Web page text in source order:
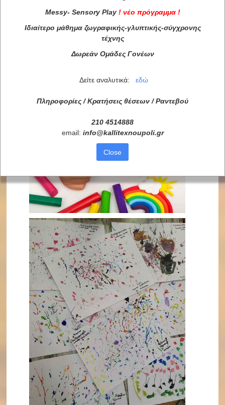
Messy- Sensory Play ! νέο πρόγραμμα !
Ιδιαίτερο μάθημα ζωγραφικής-γλυπτικής-σύγχρονης
τέχνης
Δωρεάν Ομάδες Γονέων
Δείτε αναλυτικά: εδώ
Πληροφορίες / Κρατήσεις θέσεων / Ραντεβού
210 4514888
email: info@kallitexnoupoli.gr
Close